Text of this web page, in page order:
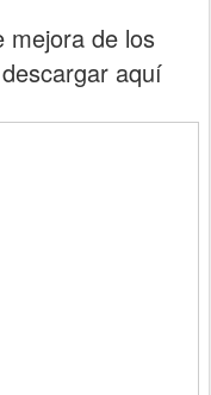
mejora de los
aquí